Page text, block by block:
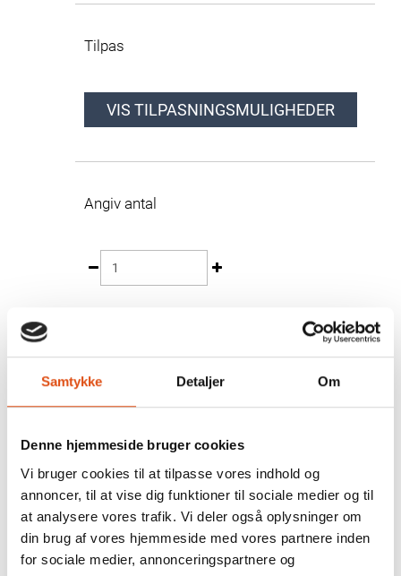
Samtykke Detaljer Om
Denne hjemmeside bruger cookies
Vi bruger cookies til at tilpasse vores indhold og
annoncer, til at vise dig funktioner til sociale medier og til
at analysere vores trafik. Vi deler også oplysninger om
din brug af vores hjemmeside med vores partnere inden
for sociale medier, annonceringspartnere og
Tilpas
VIS TILPASNINGSMULIGHEDER
Angiv antal
HVORNÅR FÅR JEG PRISEN?
Når vi har modtaget din tilbudsforespørgsel, så vil vores
rådgivere hurtigst muligt gå den igennem. Hvis alt er som